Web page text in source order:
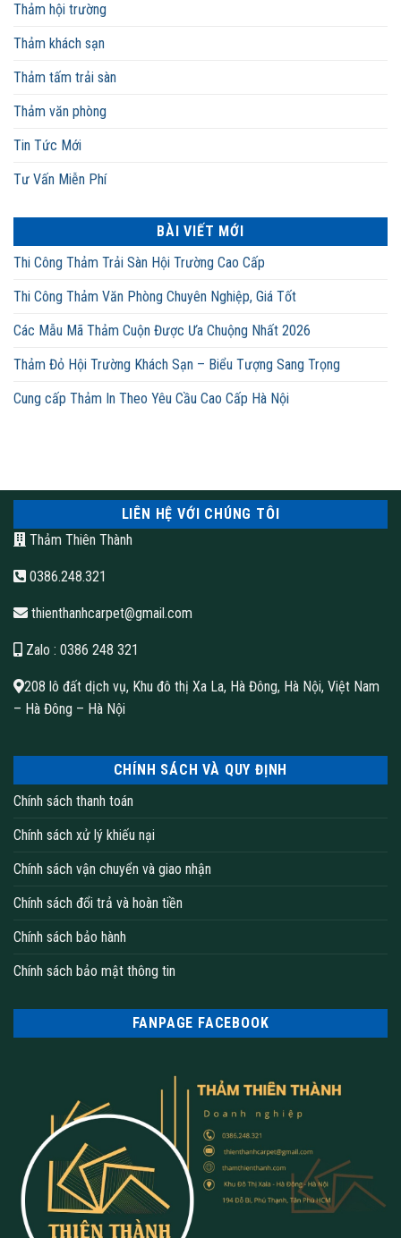
Thảm hội trường
Thảm khách sạn
Thảm tấm trải sàn
Thảm văn phòng
Tin Tức Mới
Tư Vấn Miễn Phí
BÀI VIẾT MỚI
Thi Công Thảm Trải Sàn Hội Trường Cao Cấp
Thi Công Thảm Văn Phòng Chuyên Nghiệp, Giá Tốt
Các Mẫu Mã Thảm Cuộn Được Ưa Chuộng Nhất 2026
Thảm Đỏ Hội Trường Khách Sạn – Biểu Tượng Sang Trọng
Cung cấp Thảm In Theo Yêu Cầu Cao Cấp Hà Nội
LIÊN HỆ VỚI CHÚNG TÔI
Thảm Thiên Thành
0386.248.321
thienthanhcarpet@gmail.com
Zalo : 0386 248 321
208 lô đất dịch vụ, Khu đô thị Xa La, Hà Đông, Hà Nội, Việt Nam
– Hà Đông – Hà Nội
CHÍNH SÁCH VÀ QUY ĐỊNH
Chính sách thanh toán
Chính sách xử lý khiếu nại
Chính sách vận chuyển và giao nhận
Chính sách đổi trả và hoàn tiền
Chính sách bảo hành
Chính sách bảo mật thông tin
FANPAGE FACEBOOK